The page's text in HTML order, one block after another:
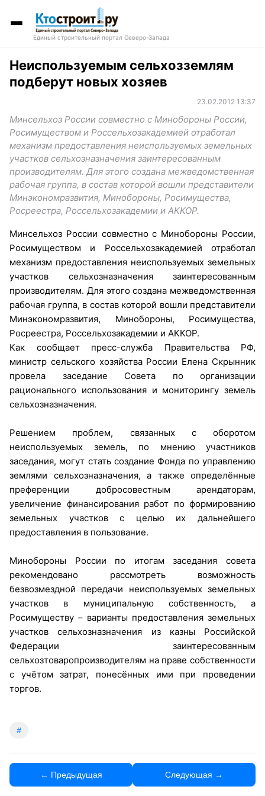
Единый строительный портал Северо-Запада
Неиспользуемым сельхозземлям
подберут новых хозяев
23.02.2012 13:37
Минсельхоз России совместно с Минобороны России,
Росимуществом и Россельхозакадемией отработал
механизм предоставления неиспользуемых земельных
участков сельхозназначения заинтересованным
производителям. Для этого создана межведомственная
рабочая группа, в состав которой вошли представители
Минэкономразвития, Минобороны, Росимущества,
Росреестра, Россельхозакадемии и АККОР.
Минсельхоз России совместно с Минобороны России,
Росимуществом и Россельхозакадемией отработал
механизм предоставления неиспользуемых земельных
участков сельхозназначения заинтересованным
производителям. Для этого создана межведомственная
рабочая группа, в состав которой вошли представители
Минэкономразвития, Минобороны, Росимущества,
Росреестра, Россельхозакадемии и АККОР.
Как сообщает пресс-служба Правительства РФ,
министр сельского хозяйства России Елена Скрынник
провела заседание Совета по организации
рационального использования и мониторингу земель
сельхозназначения.
Решением проблем, связанных с оборотом
неиспользуемых земель, по мнению участников
заседания, могут стать создание Фонда по управлению
землями сельхозназначения, а также определённые
преференции добросовестным арендаторам,
увеличение финансирования работ по формированию
земельных участков с целью их дальнейшего
предоставления в пользование.
Минобороны России по итогам заседания совета
рекомендовано рассмотреть возможность
безвозмездной передачи неиспользуемых земельных
участков в муниципальную собственность, а
Росимуществу – варианты предоставления земельных
участков сельхозназначения из казны Российской
Федерации заинтересованным
сельхозтоваропроизводителям на праве собственности
с учётом затрат, понесённых ими при проведении
торгов.
#
← Предыдущая Следующая →